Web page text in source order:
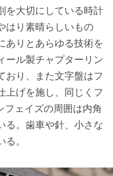
を大切にしている時計
はり素晴らしいもの
ありとあらゆる技術を
ール製チャプターリン
おり、また文字盤はフ
上げを施し、同じくフ
フェイズの周囲は内角
る。歯車や針、小さな
。